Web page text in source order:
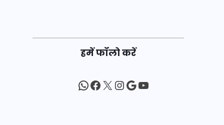
हमें फॉलो करें
WhatsApp
Facebook
X Instagram
Google
YouTube